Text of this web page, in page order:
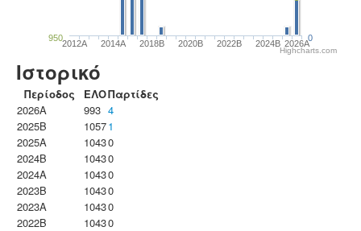
2012A 2014A 2018B 2020B 2022B 2024B 2026A
950 0
Highcharts.com
Ιστορικό
Περίοδος ΕΛΟΠαρτίδες
2026A
993 4
2025B
10571
2025A
10430
2024B
10430
2024A
10430
2023B
10430
2023Α
10430
2022B
10430